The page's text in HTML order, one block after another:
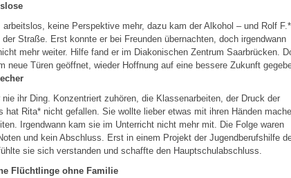
arbeitslos, keine Perspektive mehr, dazu kam der Alkohol – und Rolf F.*
der Straße. Erst konnte er bei Freunden übernachten, doch irgendwann
mehr weiter. Hilfe fand er im Diakonischen Zentrum Saarbrücken.
neue Türen geöffnet, wieder Hoffnung auf eine bessere Zukunft
nie ihr Ding. Konzentriert zuhören, die Klassenarbeiten, der Druck der
hat Rita* nicht gefallen. Sie wollte lieber etwas mit ihren Händen
Irgendwann kam sie im Unterricht nicht mehr mit. Die Folge waren
und kein Abschluss. Erst in einem Projekt der Jugendberufshilfe
sie sich verstanden und schaffte den Hauptschulabschluss.
Flüchtlinge ohne Familie